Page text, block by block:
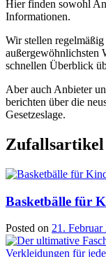
Hier finden sowohl
Informationen.
Wir stellen
außergewöhnlichsten
schnellen Überblick
Aber auch Anbieter
berichten über die
Gesetzeslage.
Zufallsartikel
Basketbälle für
Posted on 21. Februar